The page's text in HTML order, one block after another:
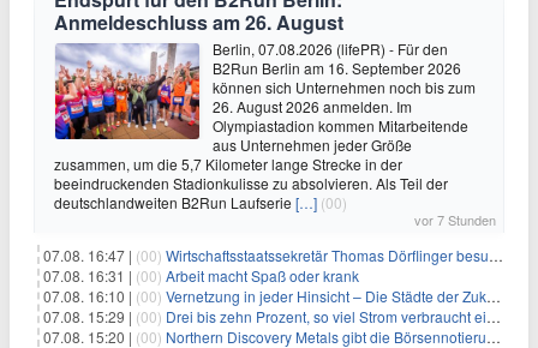
Anmeldeschluss am 26. August
Berlin, 07.08.2026 (lifePR) - Für den
B2Run Berlin am 16. September 2026
können sich Unternehmen noch bis zum
26. August 2026 anmelden. Im
Olympiastadion kommen Mitarbeitende
aus Unternehmen jeder Größe
zusammen, um die 5,7 Kilometer lange Strecke in der
beeindruckenden Stadionkulisse zu absolvieren. Als Teil der
deutschlandweiten B2Run Laufserie […] (00)
vor 7 Stunden
07.08. 16:47 | (00) Wirtschaftsstaatssekretär Thomas Dörflinger besucht Handwerksbetrieb im Kammerbezirk Freiburg
07.08. 16:31 | (00) Arbeit macht Spaß oder krank
07.08. 16:10 | (00) Vernetzung in jeder Hinsicht – Die Städte der Zukunft sind grün-blau
07.08. 15:29 | (00) Drei bis zehn Prozent, so viel Strom verbraucht ein Aufzug im Gebäude
07.08. 15:20 | (00) Northern Discovery Metals gibt die Börsennotierung an der Frankfurter Wertpapierbörse bekannt